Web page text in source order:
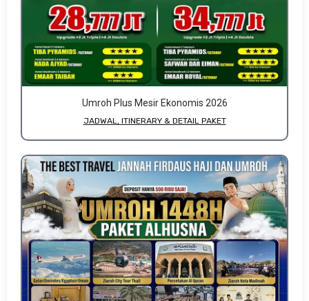
Umroh Plus Mesir Ekonomis 2026
JADWAL, ITINERARY & DETAIL PAKET